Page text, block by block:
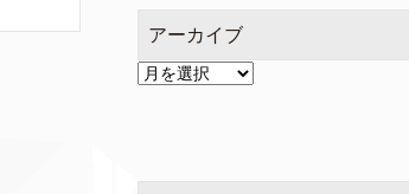
アーカイブ
ア